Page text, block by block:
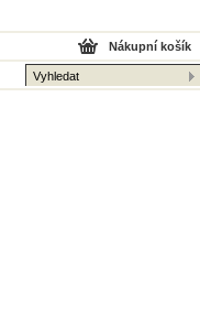
Nákupní košík